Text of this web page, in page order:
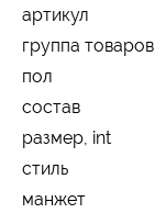
артикул
группа товаров
пол
состав
размер, int
стиль
манжет